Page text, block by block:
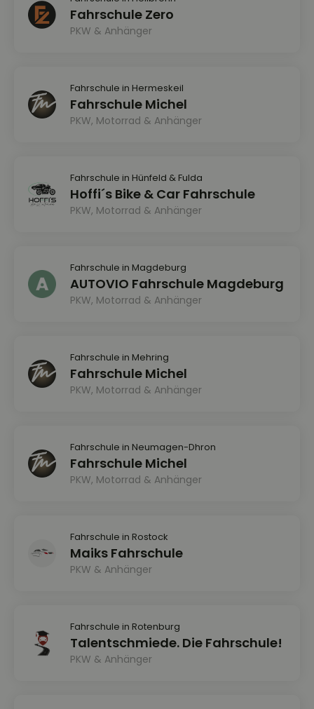
Fahrschule Zero
PKW & Anhänger
Fahrschule in Hermeskeil
Fahrschule Michel
PKW, Motorrad & Anhänger
Fahrschule in Hünfeld & Fulda
Hoffi´s Bike & Car Fahrschule
PKW, Motorrad & Anhänger
Fahrschule in Magdeburg
AUTOVIO Fahrschule Magdeburg
PKW, Motorrad & Anhänger
Fahrschule in Mehring
Fahrschule Michel
PKW, Motorrad & Anhänger
Fahrschule in Neumagen-Dhron
Fahrschule Michel
PKW, Motorrad & Anhänger
Fahrschule in Rostock
Maiks Fahrschule
PKW & Anhänger
Fahrschule in Rotenburg
Talentschmiede. Die Fahrschule!
PKW & Anhänger